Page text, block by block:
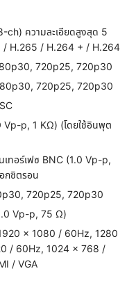
ch) ความละเอียดสูงสุด 5
/ H.265 / H.264 + / H.264
720p25, 720p30
720p25, 720p30
Vp-p, 1 KΩ) (โดยใช้อินพุต
ทอร์เฟซ BNC (1.0 Vp-p,
กซิตรอน
720p25, 720p30
Vp-p, 75 Ω)
× 1080 / 60Hz, 1280
/ 60Hz, 1024 × 768 /
/ VGA